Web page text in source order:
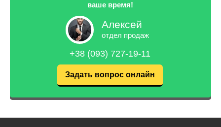
ваше время!
Алексей
отдел продаж
+38 (093) 727-19-11
Задать вопрос онлайн